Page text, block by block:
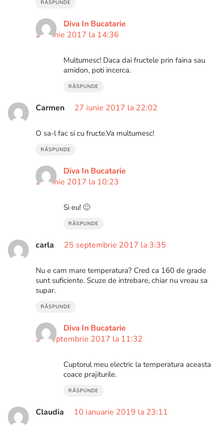
RĂSPUNDE
Diva In Bucatarie
26 iunie 2017 la 14:36
Multumesc! Daca dai fructele prin faina sau
amidon, poti incerca.
RĂSPUNDE
Carmen 27 iunie 2017 la 22:02
O sa-l fac si cu fructe.Va multumesc!
RĂSPUNDE
Diva In Bucatarie
28 iunie 2017 la 10:23
Si eu! 🙂
RĂSPUNDE
carla 25 septembrie 2017 la 3:35
Nu e cam mare temperatura? Cred ca 160 de grade
sunt suficiente. Scuze de intrebare, chiar nu vreau sa
supar.
RĂSPUNDE
Diva In Bucatarie
25 septembrie 2017 la 11:32
Cuptorul meu electric la temperatura aceasta
coace prajiturile.
RĂSPUNDE
Claudia 10 ianuarie 2019 la 23:11